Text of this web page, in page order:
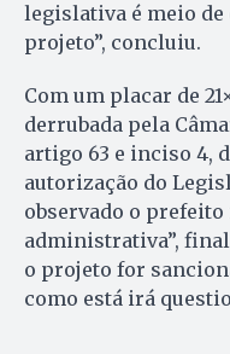
legislativa é meio
projeto”, concluiu.
Com um placar de
derrubada pela
artigo 63 e inciso 4,
autorização do
observado o
administrativa”,
o projeto for
como está irá